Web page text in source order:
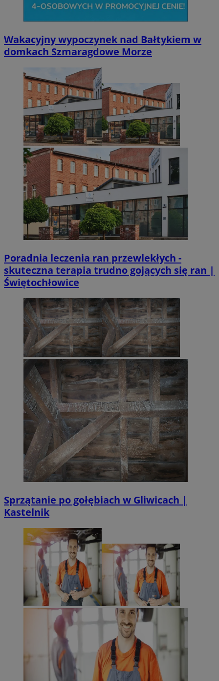
Wakacyjny wypoczynek nad Bałtykiem w
domkach Szmaragdowe Morze
Poradnia leczenia ran przewlekłych -
skuteczna terapia trudno gojących się ran |
Świętochłowice
Sprzątanie po gołębiach w Gliwicach |
Kastelnik